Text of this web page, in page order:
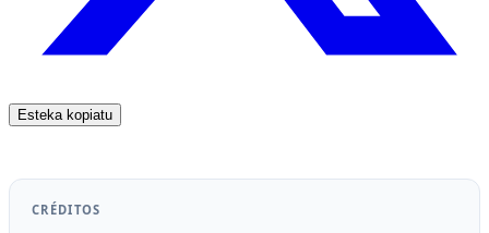
Esteka kopiatu
CRÉDITOS